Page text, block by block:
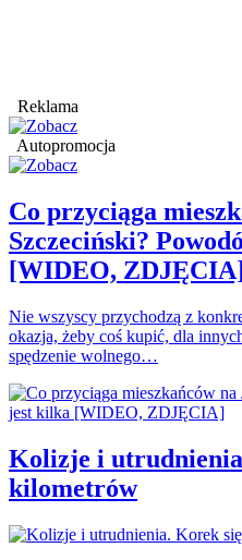
Reklama
Autopromocja
Co przyciąga
Szczeciński?
[WIDEO,
Nie wszyscy przychodzą z
okazja, żeby coś kupić, dla
spędzenie wolnego…
Kolizje i
kilometrów